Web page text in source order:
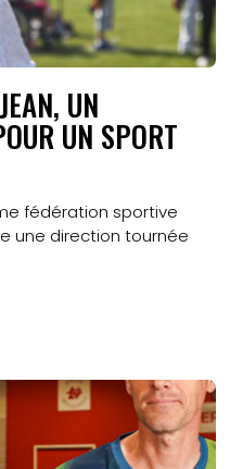
UN
UN SPORT
fédération sportive
une direction tournée